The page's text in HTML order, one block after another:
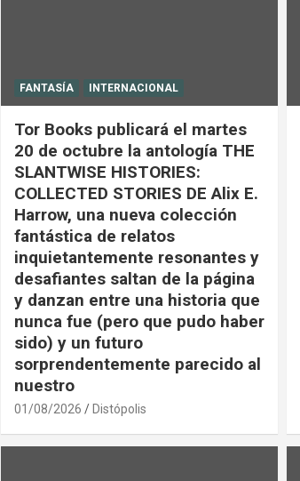
FANTASÍA INTERNACIONAL
Tor Books publicará el martes
20 de octubre la antología THE
SLANTWISE HISTORIES:
COLLECTED STORIES DE Alix E.
Harrow, una nueva colección
fantástica de relatos
inquietantemente resonantes y
desafiantes saltan de la página
y danzan entre una historia que
nunca fue (pero que pudo haber
sido) y un futuro
sorprendentemente parecido al
nuestro
01/08/2026 Distópolis